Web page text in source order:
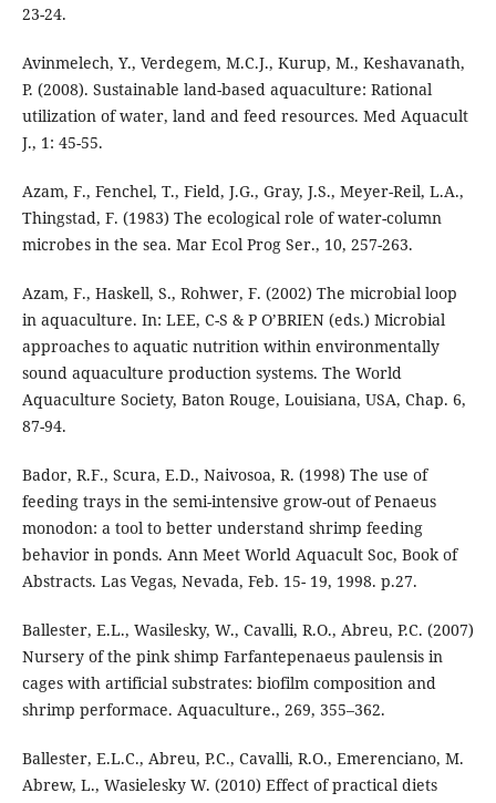
23-24.
Avinmelech, Y., Verdegem, M.C.J., Kurup, M., Keshavanath,
P. (2008). Sustainable land-based aquaculture: Rational
utilization of water, land and feed resources. Med Aquacult
J., 1: 45-55.
Azam, F., Fenchel, T., Field, J.G., Gray, J.S., Meyer-Reil, L.A.,
Thingstad, F. (1983) The ecological role of water-column
microbes in the sea. Mar Ecol Prog Ser., 10, 257-263.
Azam, F., Haskell, S., Rohwer, F. (2002) The microbial loop
in aquaculture. In: LEE, C-S & P O’BRIEN (eds.) Microbial
approaches to aquatic nutrition within environmentally
sound aquaculture production systems. The World
Aquaculture Society, Baton Rouge, Louisiana, USA, Chap. 6,
87-94.
Bador, R.F., Scura, E.D., Naivosoa, R. (1998) The use of
feeding trays in the semi-intensive grow-out of Penaeus
monodon: a tool to better understand shrimp feeding
behavior in ponds. Ann Meet World Aquacult Soc, Book of
Abstracts. Las Vegas, Nevada, Feb. 15- 19, 1998. p.27.
Ballester, E.L., Wasilesky, W., Cavalli, R.O., Abreu, P.C. (2007)
Nursery of the pink shimp Farfantepenaeus paulensis in
cages with artificial substrates: biofilm composition and
shrimp performace. Aquaculture., 269, 355–362.
Ballester, E.L.C., Abreu, P.C., Cavalli, R.O., Emerenciano, M.
Abrew, L., Wasielesky W. (2010) Effect of practical diets